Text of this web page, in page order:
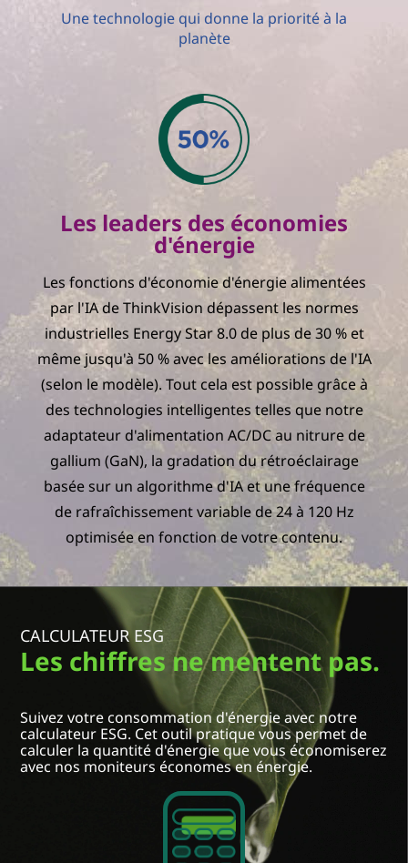
Une technologie qui donne la priorité à la
planète
Les leaders des économies
d'énergie
Les fonctions d'économie d'énergie alimentées
par l'IA de ThinkVision dépassent les normes
industrielles Energy Star 8.0 de plus de 30 % et
même jusqu'à 50 % avec les améliorations de l'IA
(selon le modèle). Tout cela est possible grâce à
des technologies intelligentes telles que notre
adaptateur d'alimentation AC/DC au nitrure de
gallium (GaN), la gradation du rétroéclairage
basée sur un algorithme d'IA et une fréquence
de rafraîchissement variable de 24 à 120 Hz
optimisée en fonction de votre contenu.
CALCULATEUR ESG
Les chiffres ne mentent pas.
Suivez votre consommation d'énergie avec notre
calculateur ESG. Cet outil pratique vous permet de
calculer la quantité d'énergie que vous économiserez
avec nos moniteurs économes en énergie.
Sélectionner un pays/une région:
Select an option
Nom du modèle
Taille / Taux de mise à jour